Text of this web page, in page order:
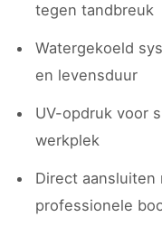
tegen tandbreuk
Watergekoeld
en levensduur
UV-opdruk voor
werkplek
Direct
professionele